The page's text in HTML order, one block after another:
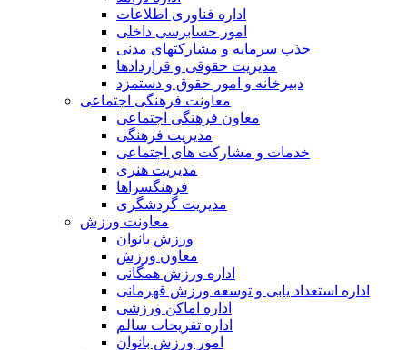
اداره فناوری اطلاعات
امور حسابرسی داخلی
جذب سرمایه و مشارکتهای مدنی
مدیریت حقوقی و قراردادها
دبیرخانه و امور حقوق و دستمزد
معاونت فرهنگی اجتماعی
معاون فرهنگی اجتماعی
مدیریت فرهنگی
خدمات و مشارکت های اجتماعی
مدیریت هنری
فرهنگسراها
مدیریت گردشگری
معاونت ورزش
ورزش بانوان
معاون ورزش
اداره ورزش همگانی
اداره استعداد یابی و توسعه ورزش قهرمانی
اداره اماکن ورزشی
اداره تفریحات سالم
امور ورزش بانوان